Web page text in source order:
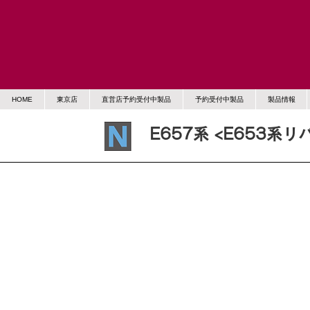
HOME 東京店 直営店予約受付中製品 予約受付中製品 製品情報
E657系 <E653系リ